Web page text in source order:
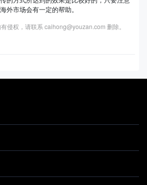
外市场会有一定的帮助。
侵权，请联系 caihong@youzan.com 删除。